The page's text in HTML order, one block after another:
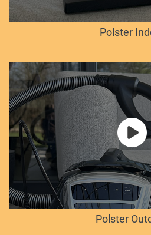
Polster
Polster